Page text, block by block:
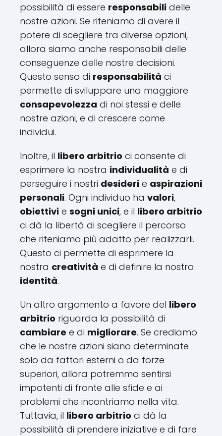
possibilità di essere responsabili delle
nostre azioni. Se riteniamo di avere il
potere di scegliere tra diverse opzioni,
allora siamo anche responsabili delle
conseguenze delle nostre decisioni.
Questo senso di responsabilità ci
permette di sviluppare una maggiore
consapevolezza di noi stessi e delle
nostre azioni, e di crescere come
individui.
Inoltre, il libero arbitrio ci consente di
esprimere la nostra individualità e di
perseguire i nostri desideri e aspirazioni
personali. Ogni individuo ha valori,
obiettivi e sogni unici, e il libero arbitrio
ci dà la libertà di scegliere il percorso
che riteniamo più adatto per realizzarli.
Questo ci permette di esprimere la
nostra creatività e di definire la nostra
identità.
Un altro argomento a favore del libero
arbitrio riguarda la possibilità di
cambiare e di migliorare. Se crediamo
che le nostre azioni siano determinate
solo da fattori esterni o da forze
superiori, allora potremmo sentirsi
impotenti di fronte alle sfide e ai
problemi che incontriamo nella vita.
Tuttavia, il libero arbitrio ci dà la
possibilità di prendere iniziative e di fare